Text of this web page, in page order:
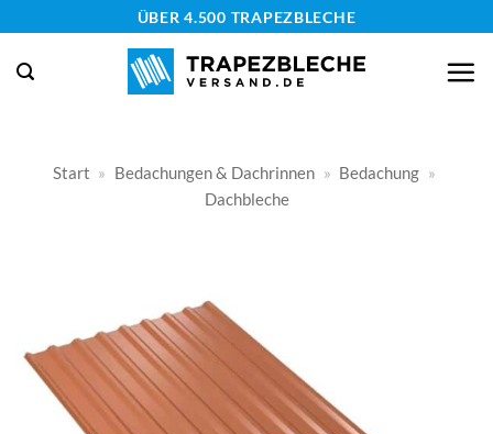
springen
ÜBER 4.500 TRAPEZBLECHE
Start » Bedachungen & Dachrinnen » Bedachung »
Dachbleche